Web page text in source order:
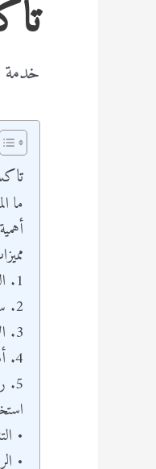
تاكسي
ما
أهمية
1. التوفر على مدار الساعة
2. سرعة الاستجابة
3. الأمان والموثوقية
4. أسعار مناسبة وواضحة
5. راحة العملاء
•
•